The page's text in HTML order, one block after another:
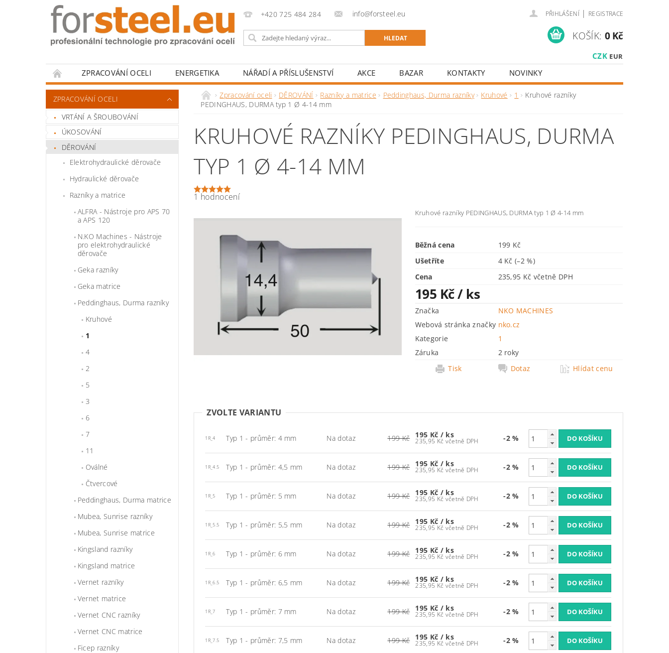
+420 725 484 284 info@forsteel.eu PŘIHLÁŠENÍ | REGISTRACE
CZK EUR
KOŠÍK: 0 Kč
ZPRACOVÁNÍ OCELI ENERGETIKA NÁŘADÍ A PŘÍSLUŠENSTVÍ AKCE BAZAR KONTAKTY
NOVINKY
HODNOCENÍ OBCHODU
ZPRACOVÁNÍ OCELI
VRTÁNÍ A ŠROUBOVÁNÍ
ÚKOSOVÁNÍ
DĚROVÁNÍ
Elektrohydraulické děrovače
Hydraulické děrovače
Razníky a matrice
ALFRA - Nástroje pro APS 70
a APS 120
N.KO Machines - Nástroje
pro elektrohydraulické
děrovače
Geka razníky
Geka matrice
Peddinghaus, Durma razníky
Kruhové
1
4
2
5
3
6
7
11
Oválné
Čtvercové
Peddinghaus, Durma matrice
Mubea, Sunrise razníky
Mubea, Sunrise matrice
Kingsland razníky
Kingsland matrice
Vernet razníky
Vernet matrice
Vernet CNC razníky
Vernet CNC matrice
Ficep razníky
Zpracování oceli DĚROVÁNÍ Razníky a matrice Peddinghaus, Durma razníky Kruhové 1
Kruhové razníky
PEDINGHAUS, DURMA typ 1 Ø 4-14 mm
KRUHOVÉ RAZNÍKY PEDINGHAUS, DURMA
TYP 1 Ø 4-14 MM
1 hodnocení
Kruhové razníky PEDINGHAUS, DURMA typ 1 Ø 4-14 mm
Běžná cena
199 Kč
Ušetříte
4 Kč(–2 %)
Cena
235,95 Kč včetně DPH
195 Kč/ ks
Značka
NKO MACHINES
Webová stránka značky nko.cz
Kategorie
1
Záruka
2 roky
Tisk
Dotaz Hlídat cenu
ZVOLTE VARIANTU
1R_4 Typ 1 - průměr: 4 mm Na dotaz 199 Kč 195 Kč / ks
235,95 Kč včetně DPH -2 %
1R_4.5 Typ 1 - průměr: 4,5 mm Na dotaz 199 Kč 195 Kč / ks
235,95 Kč včetně DPH -2 %
1R_5 Typ 1 - průměr: 5 mm Na dotaz 199 Kč 195 Kč / ks
235,95 Kč včetně DPH -2 %
1R_5.5 Typ 1 - průměr: 5,5 mm Na dotaz 199 Kč 195 Kč / ks
235,95 Kč včetně DPH -2 %
1R_6 Typ 1 - průměr: 6 mm Na dotaz 199 Kč 195 Kč / ks
235,95 Kč včetně DPH -2 %
1R_6.5 Typ 1 - průměr: 6,5 mm Na dotaz 199 Kč 195 Kč / ks
235,95 Kč včetně DPH -2 %
1R_7 Typ 1 - průměr: 7 mm Na dotaz 199 Kč 195 Kč / ks
235,95 Kč včetně DPH -2 %
1R_7.5 Typ 1 - průměr: 7,5 mm Na dotaz 199 Kč 195 Kč / ks
235,95 Kč včetně DPH -2 %